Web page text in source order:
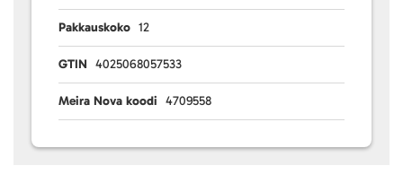
Pakkauskoko 12
GTIN 4025068057533
Meira Nova koodi 4709558